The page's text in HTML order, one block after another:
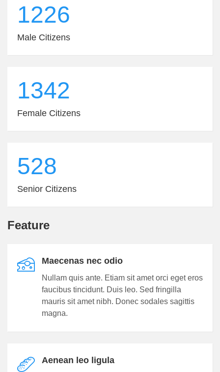
1226
Male Citizens
1342
Female Citizens
528
Senior Citizens
Feature
Maecenas nec odio
Nullam quis ante. Etiam sit amet orci eget eros
faucibus tincidunt. Duis leo. Sed fringilla
mauris sit amet nibh. Donec sodales sagittis
magna.
Aenean leo ligula